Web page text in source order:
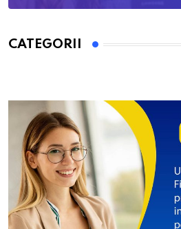
CATEGORII